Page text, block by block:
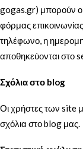
gogas.gr) μπορούν
φόρμας
τηλέφωνο, η
αποθηκεύονται στο
Σχόλια στο blog
Οι χρήστες των site
σχόλια στο blog μας.